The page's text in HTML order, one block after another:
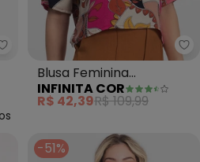
Secret Glam - Blusa Manga
Blusa Feminina
Estampada (Rosa)
INFINITA COR
R$ 42,39R$ 109,99
-51%